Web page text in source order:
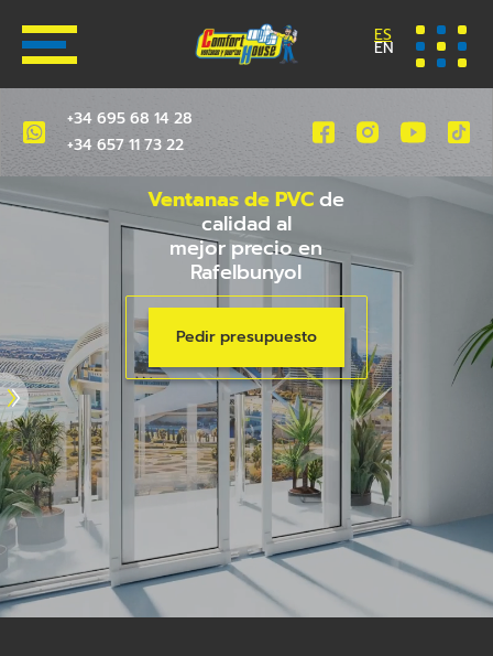
ES
EN
+34 695 68 14 28
+34 657 11 73 22
Ventanas de PVCde
calidad al
mejor precio en
Rafelbunyol
Pedir presupuesto